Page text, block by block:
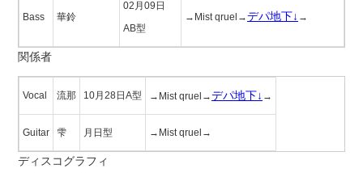
Bass 華鈴
02月09日
AB型
→Mist qruel→デパ地下↓ →
関係者
Vocal 流那 10月28日A型 →Mist qruel→デパ地下↓ →
Guitar 雫 月日型 →Mist qruel→
ディスコグラフィ